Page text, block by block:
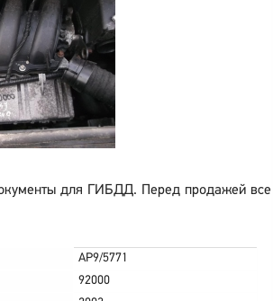
для ГИБДД. Перед продажей все
AP9/5771
92000